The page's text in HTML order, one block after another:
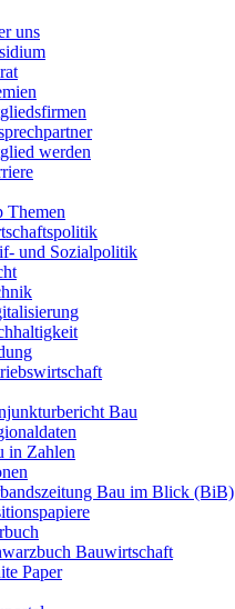
uns
werden
Themen
und Sozialpolitik
Bau
in Zahlen
Bau im Blick (BiB)
Bauwirtschaft
Paper